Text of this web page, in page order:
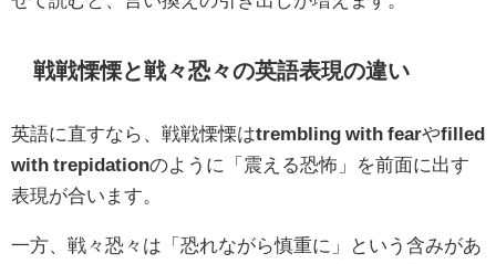
戦戦慄慄と戦々恐々の英語表現の違い
英語に直すなら、戦戦慄慄はtrembling with fearやfilled
with trepidationのように「震える恐怖」を前面に出す
表現が合います。
一方、戦々恐々は「恐れながら慎重に」という含みがあ